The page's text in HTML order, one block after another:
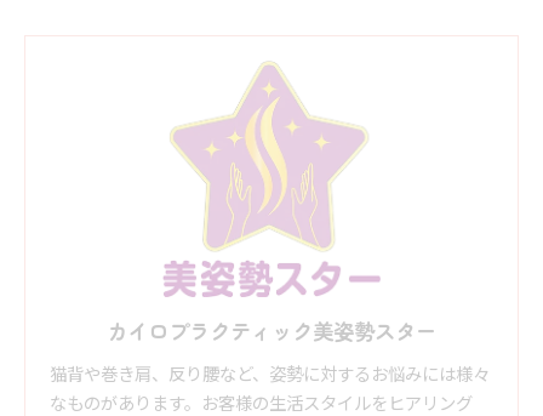
カイロプラクティック美姿勢スター
猫背や巻き肩、反り腰など、姿勢に対するお悩みには様々
なものがあります。お客様の生活スタイルをヒアリング